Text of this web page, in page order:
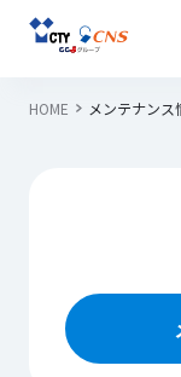
HOME メンテナンス